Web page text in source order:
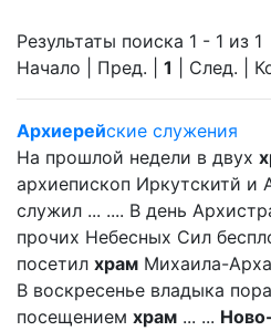
Результаты поиска 1 - 1 из 1
Начало | Пред. | 1 | След. |
Архиерейские служения
На прошлой недели в двух
архиепископ Иркутскитй и
служил ... .... В день
прочих Небесных Сил
посетил храм Михаила-
В воскресенье владыка
посещением храм ... ...